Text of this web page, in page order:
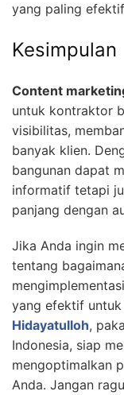
yang paling
Kesimpulan
Content
untuk kontraktor
visibilitas,
banyak klien.
bangunan dapat
informatif tetapi
panjang dengan
Jika Anda ingin
tentang
yang efektif
Hidayatulloh,
Indonesia, siap
mengoptimalkan
Anda. Jangan